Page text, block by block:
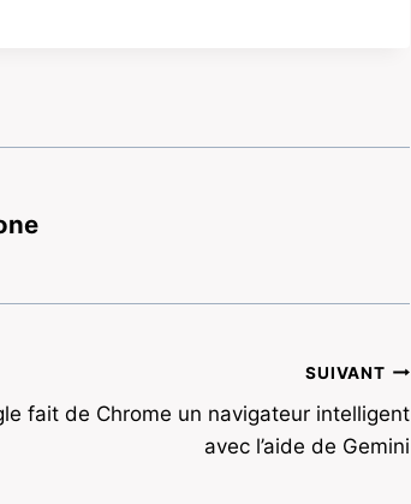
SUIVANT
fait de Chrome un navigateur intelligent
avec l’aide de Gemini